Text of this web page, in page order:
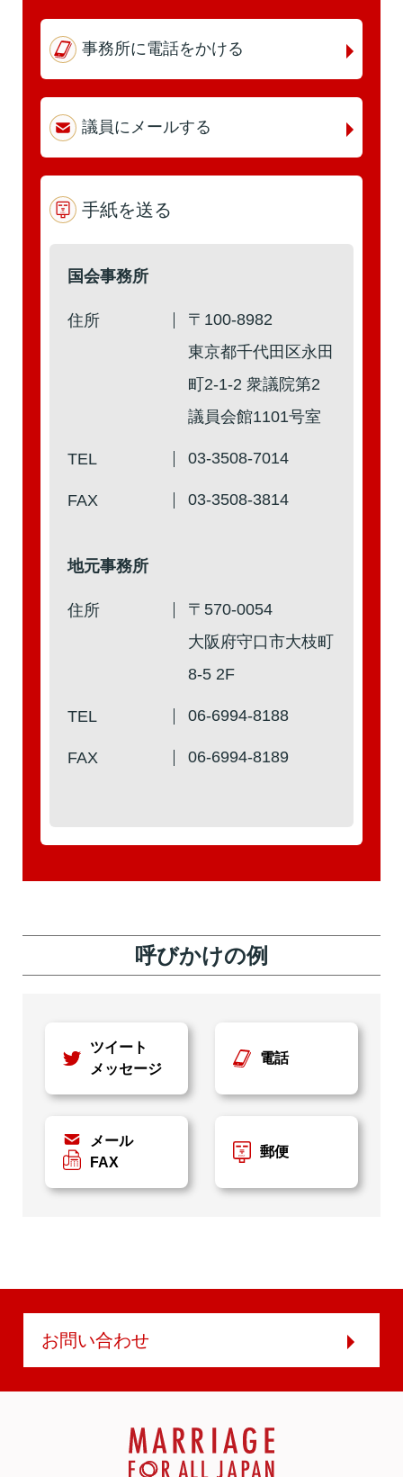
第4回 詳細はこちら
本人出席 代理出席（秘書）
第3回 詳細はこちら
本人出席 代理出席（秘書）
代理出席（秘書）
本人出席 代理出席（秘書）
事務所に電話をかける
議員にメールする
手紙を送る
国会事務所
住所
〒100-8982
東京都千代田区永田
町2-1-2 衆議院第2
議員会館1101号室
TEL 03-3508-7014
FAX 03-3508-3814
地元事務所
住所
〒570-0054
大阪府守口市大枝町
8-5 2F
TEL 06-6994-8188
FAX 06-6994-8189
呼びかけの例
ツイート
メッセージ
電話
メール
FAX
郵便
お問い合わせ